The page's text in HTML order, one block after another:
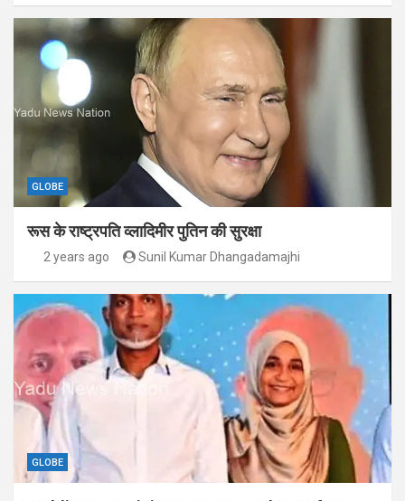
GLOBE
रूस के राष्ट्रपति व्लादिमीर पुतिन की सुरक्षा
2 years ago Sunil Kumar Dhangadamajhi
GLOBE